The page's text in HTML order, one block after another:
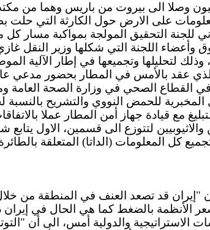
وصلا الى بيروت من باريس وهما من
على الارض حول الكارثة التي حلت
للجنة التحقيق المولجة بمواكبة
اللجنة التي شكلها وزير النقل
لتحليلها وتجميعها في إطار الآلية
عقد بالأمس في المطار بحضور مدعي
في القطاع الصحي في وزارة الصحة
المخبرية للحمض النووي والتشريح
مع قيادة جهاز أمن المطار عملا
لتتوزع الى قسمين، الاول يتابع
كل المعلومات (الداتا) المتعلقة
جيمس جونز من أن "إيران قد تصعد العنف في
الأنظمة بالضغط كما هي الحال في إيران
الاستراتيجية والدولية أمس، الى أن